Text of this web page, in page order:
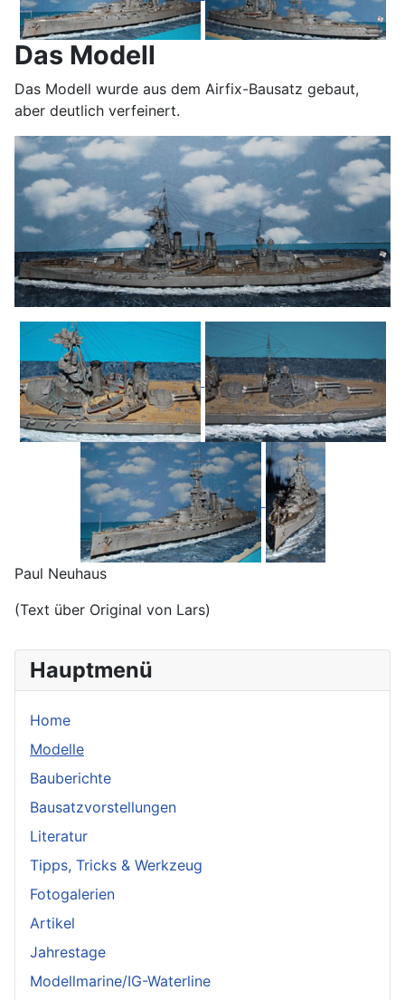
Hauptmenü
Home
Modelle
Bauberichte
Bausatzvorstellungen
Literatur
Tipps, Tricks & Werkzeug
Fotogalerien
Artikel
Jahrestage
Modellmarine/IG-Waterline
Das Modell
Das Modell wurde aus dem Airfix-Bausatz gebaut,
aber deutlich verfeinert.
Paul Neuhaus
(Text über Original von Lars)